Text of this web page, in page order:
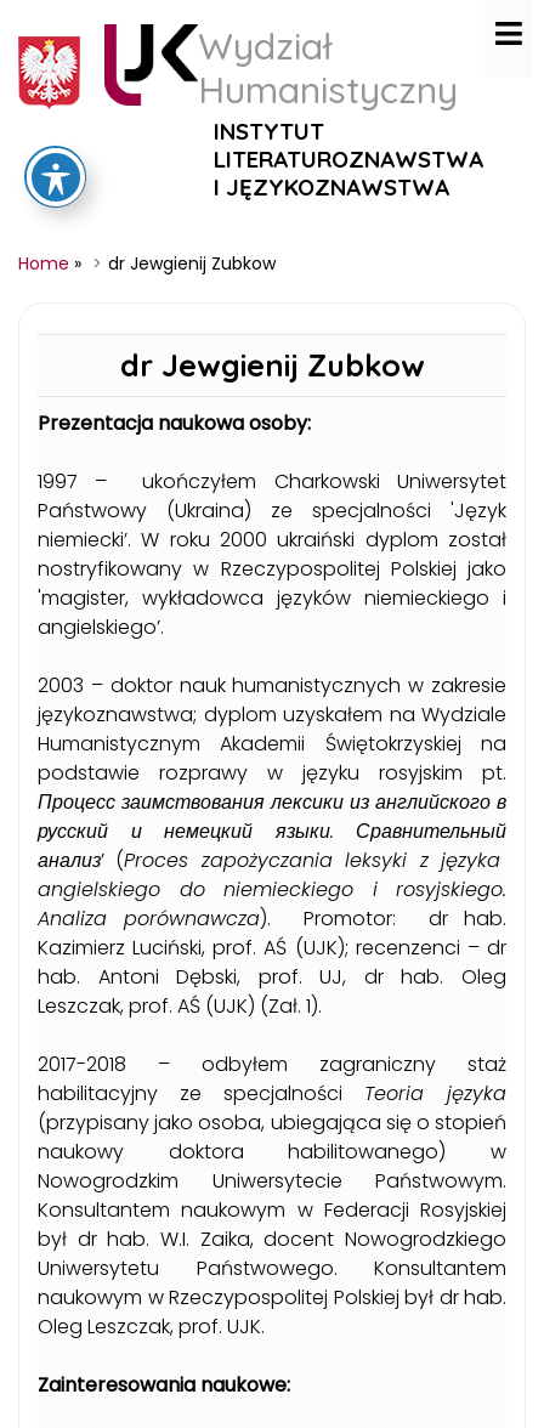
Wydział
Humanistyczny
INSTYTUT
LITERATUROZNAWSTWA
I JĘZYKOZNAWSTWA
Home » dr Jewgienij Zubkow
dr Jewgienij Zubkow
Prezentacja naukowa osoby:
1997 – ukończyłem Charkowski Uniwersytet
Państwowy (Ukraina) ze specjalności 'Język
niemiecki’. W roku 2000 ukraiński dyplom został
nostryfikowany w Rzeczypospolitej Polskiej jako
'magister, wykładowca języków niemieckiego i
angielskiego’.
2003 – doktor nauk humanistycznych w zakresie
językoznawstwa; dyplom uzyskałem na Wydziale
Humanistycznym Akademii Świętokrzyskiej na
podstawie rozprawy w języku rosyjskim pt.
Процесс заимствования лексики из английского в
русский и немецкий языки. Сравнительный
анализ’ (Proces zapożyczania leksyki z języka
angielskiego do niemieckiego i rosyjskiego.
Analiza porównawcza). Promotor: dr hab.
Kazimierz Luciński, prof. AŚ (UJK); recenzenci – dr
hab. Antoni Dębski, prof. UJ, dr hab. Oleg
Leszczak, prof. AŚ (UJK) (Zał. 1).
2017-2018 – odbyłem zagraniczny staż
habilitacyjny ze specjalności Teoria języka
(przypisany jako osoba, ubiegająca się o stopień
naukowy doktora habilitowanego) w
Nowogrodzkim Uniwersytecie Państwowym.
Konsultantem naukowym w Federacji Rosyjskiej
był dr hab. W.I. Zaika, docent Nowogrodzkiego
Uniwersytetu Państwowego. Konsultantem
naukowym w Rzeczypospolitej Polskiej był dr hab.
Oleg Leszczak, prof. UJK.
Zainteresowania naukowe: